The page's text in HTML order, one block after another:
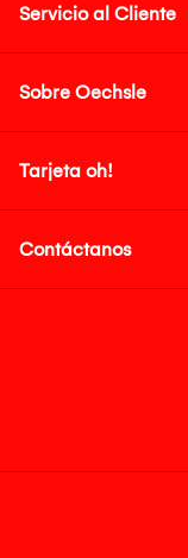
Servicio al Cliente
Sobre Oechsle
Tarjeta oh!
Contáctanos